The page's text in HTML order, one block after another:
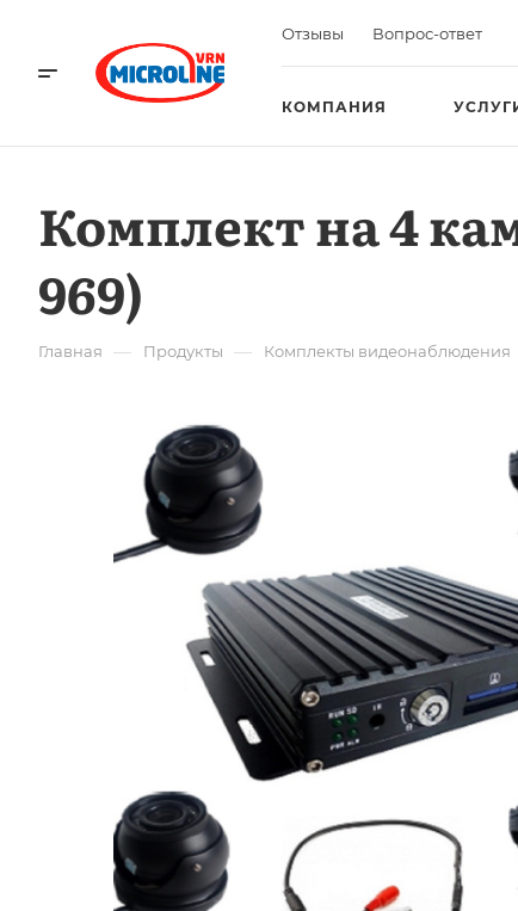
Отзывы Вопрос-ответ
КОМПАНИЯ
Комплект на 4
969)
Главная — Продукты — Комплекты видеонаблюдения